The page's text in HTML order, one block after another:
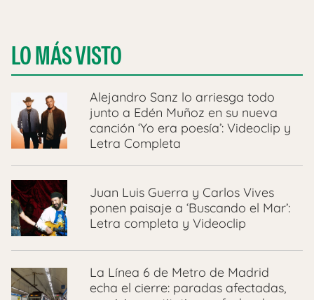
LO MÁS VISTO
Alejandro Sanz lo arriesga todo
junto a Edén Muñoz en su nueva
canción ‘Yo era poesía’: Videoclip y
Letra Completa
Juan Luis Guerra y Carlos Vives
ponen paisaje a ‘Buscando el Mar’:
Letra completa y Videoclip
La Línea 6 de Metro de Madrid
echa el cierre: paradas afectadas,